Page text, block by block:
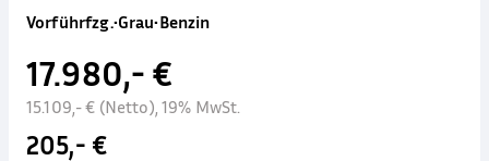
Vorführfzg.•Grau•Benzin
17.980,- €
15.109,- € (Netto), 19% MwSt.
205,- €